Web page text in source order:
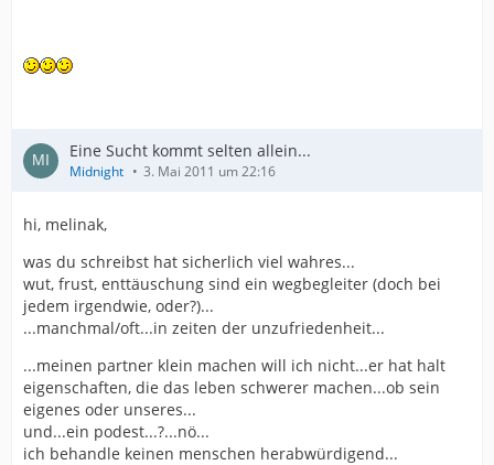
Eine Sucht kommt selten allein...
Midnight 3. Mai 2011 um 22:16
hi, melinak,
was du schreibst hat sicherlich viel wahres...
wut, frust, enttäuschung sind ein wegbegleiter (doch bei
jedem irgendwie, oder?)...
...manchmal/oft...in zeiten der unzufriedenheit...
...meinen partner klein machen will ich nicht...er hat halt
eigenschaften, die das leben schwerer machen...ob sein
eigenes oder unseres...
und...ein podest...?...nö...
ich behandle keinen menschen herabwürdigend...